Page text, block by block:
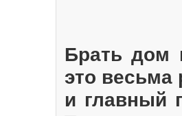
Брать дом
это весьма
и главный